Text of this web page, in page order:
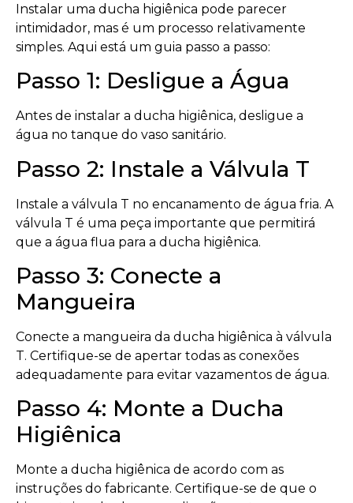
Instalar uma ducha higiênica pode parecer
intimidador, mas é um processo relativamente
simples. Aqui está um guia passo a passo:
Passo 1: Desligue a Água
Antes de instalar a ducha higiênica, desligue a
água no tanque do vaso sanitário.
Passo 2: Instale a Válvula T
Instale a válvula T no encanamento de água fria. A
válvula T é uma peça importante que permitirá
que a água flua para a ducha higiênica.
Passo 3: Conecte a
Mangueira
Conecte a mangueira da ducha higiênica à válvula
T. Certifique-se de apertar todas as conexões
adequadamente para evitar vazamentos de água.
Passo 4: Monte a Ducha
Higiênica
Monte a ducha higiênica de acordo com as
instruções do fabricante. Certifique-se de que o